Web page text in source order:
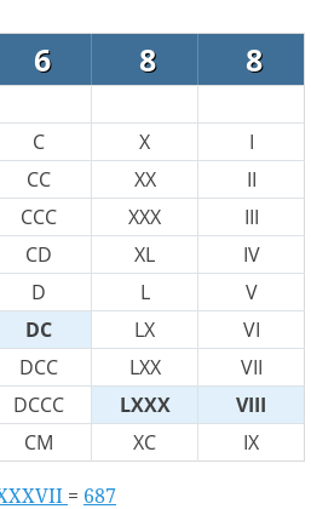
6 8 8
C X
I
CC XX
II
CCC XXX
III
CD XL
IV
D L
V
DC LX
VI
DCC LXX
VII
DCCC LXXX
VIII
CM XC IX
= 687